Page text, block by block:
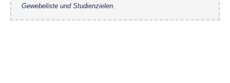
Gewebeliste und Studienzielen.